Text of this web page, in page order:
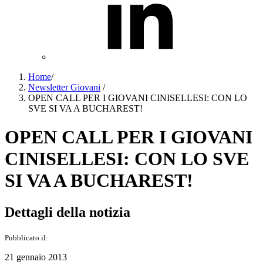
Home/
Newsletter Giovani /
OPEN CALL PER I GIOVANI CINISELLESI: CON LO
SVE SI VA A BUCHAREST!
OPEN CALL PER I GIOVANI
CINISELLESI: CON LO SVE
SI VA A BUCHAREST!
Dettagli della notizia
Pubblicato il:
21 gennaio 2013